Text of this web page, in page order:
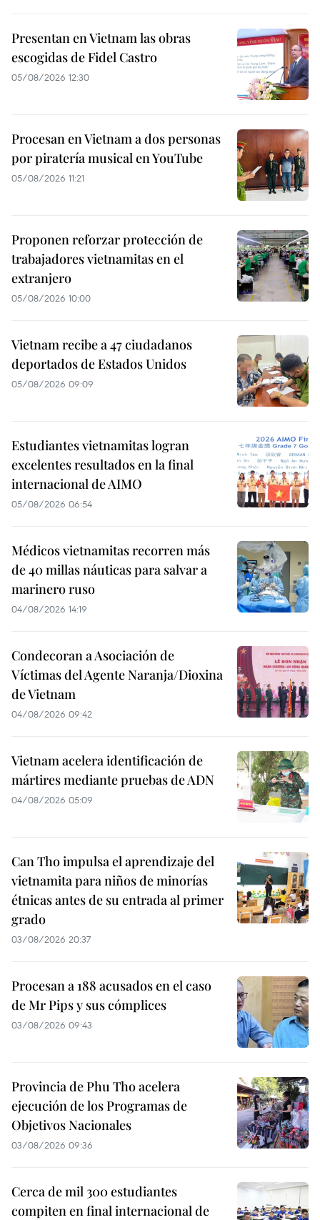
Presentan en Vietnam las obras
escogidas de Fidel Castro
05/08/2026 12:30
Procesan en Vietnam a dos personas
por piratería musical en YouTube
05/08/2026 11:21
Proponen reforzar protección de
trabajadores vietnamitas en el
extranjero
05/08/2026 10:00
Vietnam recibe a 47 ciudadanos
deportados de Estados Unidos
05/08/2026 09:09
Estudiantes vietnamitas logran
excelentes resultados en la final
internacional de AIMO
05/08/2026 06:54
Médicos vietnamitas recorren más
de 40 millas náuticas para salvar a
marinero ruso
04/08/2026 14:19
Condecoran a Asociación de
Víctimas del Agente Naranja/Dioxina
de Vietnam
04/08/2026 09:42
Vietnam acelera identificación de
mártires mediante pruebas de ADN
04/08/2026 05:09
Can Tho impulsa el aprendizaje del
vietnamita para niños de minorías
étnicas antes de su entrada al primer
grado
03/08/2026 20:37
Procesan a 188 acusados en el caso
de Mr Pips y sus cómplices
03/08/2026 09:43
Provincia de Phu Tho acelera
ejecución de los Programas de
Objetivos Nacionales
03/08/2026 09:36
Cerca de mil 300 estudiantes
compiten en final internacional de